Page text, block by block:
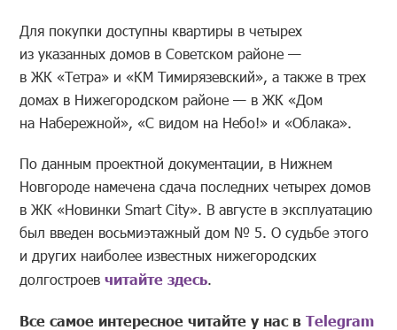
Для покупки доступны квартиры в четырех
из указанных домов в Советском районе —
в ЖК «Тетра» и «КМ Тимирязевский», а также в трех
домах в Нижегородском районе — в ЖК «Дом
на Набережной», «С видом на Небо!» и «Облака».
По данным проектной документации, в Нижнем
Новгороде намечена сдача последних четырех домов
в ЖК «Новинки Smart City». В августе в эксплуатацию
был введен восьмиэтажный дом № 5. О судьбе этого
и других наиболее известных нижегородских
долгостроевчитайте здесь.
Все самое интересное читайте у нас вTelegram